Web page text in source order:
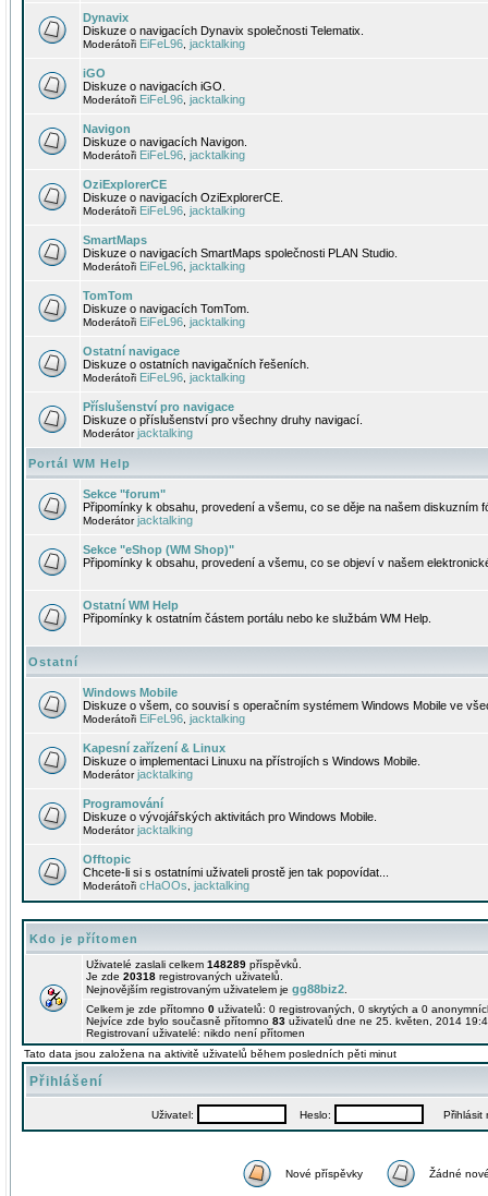
Dynavix
Diskuze o navigacích Dynavix společnosti Telematix.
Moderátoři EiFeL96 jacktalking
iGO
Diskuze o navigacích iGO.
Moderátoři EiFeL96 jacktalking
Navigon
Diskuze o navigacích Navigon.
Moderátoři EiFeL96 jacktalking
OziExplorerCE
Diskuze o navigacích OziExplorerCE.
Moderátoři EiFeL96 jacktalking
SmartMaps
Diskuze o navigacích SmartMaps společnosti PLAN Studio.
Moderátoři EiFeL96 jacktalking
TomTom
Diskuze o navigacích TomTom.
Moderátoři EiFeL96 jacktalking
Ostatní navigace
Diskuze o ostatních navigačních řešeních.
Moderátoři EiFeL96 jacktalking
Příslušenství pro navigace
Diskuze o příslušenství pro všechny druhy navigací.
Moderátorjacktalking
Portál WM Help
Sekce "forum"
Připomínky k obsahu, provedení a všemu, co se děje na našem diskuzním
Moderátorjacktalking
Sekce "eShop (WM Shop)"
Připomínky k obsahu, provedení a všemu, co se objeví v našem
Ostatní WM Help
Připomínky k ostatním částem portálu nebo ke službám WM Help.
Ostatní
Windows Mobile
Diskuze o všem, co souvisí s operačním systémem Windows Mobile ve
Moderátoři EiFeL96 jacktalking
Kapesní zařízení & Linux
Diskuze o implementaci Linuxu na přístrojích s Windows Mobile.
Moderátorjacktalking
Programování
Diskuze o vývojářských aktivitách pro Windows Mobile.
Moderátorjacktalking
Offtopic
Chcete-li si s ostatními uživateli prostě jen tak popovídat...
Moderátoři cHaOOs jacktalking
Kdo je přítomen
Uživatelé zaslali celkem 148289 příspěvků.
Je zde 20318 registrovaných uživatelů.
Nejnovějším registrovaným uživatelem je gg88biz2
Celkem je zde přítomno 0 uživatelů: 0 registrovaných, 0 skrytých a 0
Nejvíce zde bylo současně přítomno 83 uživatelů dne ne 25. květen, 2014
Registrovaní uživatelé: nikdo není přítomen
Tato data jsou založena na aktivitě uživatelů během posledních pěti minut
Přihlášení
Uživatel: Heslo: Přihlásit
Nové příspěvky Žádné